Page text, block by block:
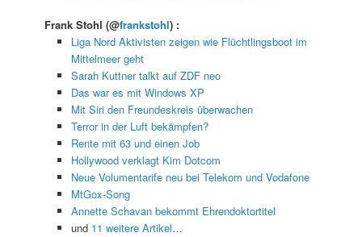
Frank Stohl(@frankstohl) :
Liga Nord Aktivisten zeigen wie Flüchtlingsboot im
Mittelmeer geht
Sarah Kuttner talkt auf ZDF neo
Das war es mit Windows XP
Mit Siri den Freundeskreis überwachen
Terror in der Luft bekämpfen?
Rente mit 63 und einen Job
Hollywood verklagt Kim Dotcom
Neue Volumentarife neu bei Telekom und Vodafone
MtGox-Song
Annette Schavan bekommt Ehrendoktortitel
und 11 weitere Artikel…